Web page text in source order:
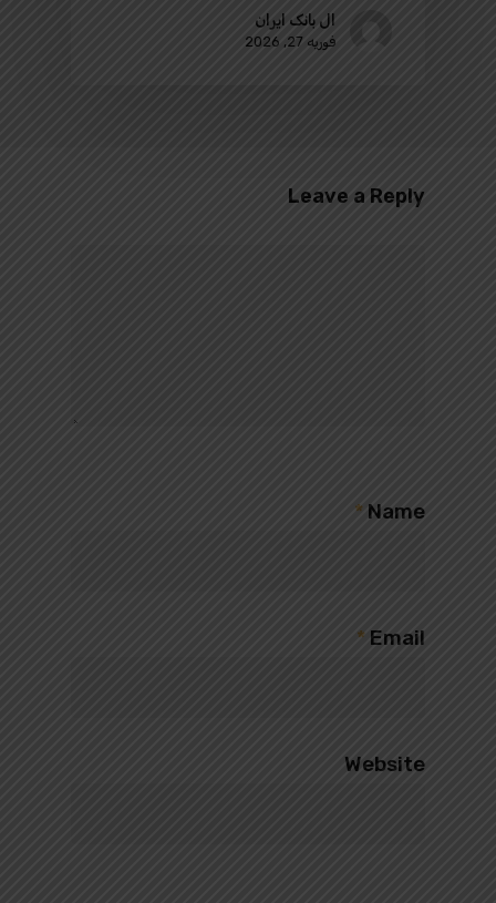
ال بانک ایران
فوریه 27, 2026
Leave a Reply
Name
*
Email
*
Website